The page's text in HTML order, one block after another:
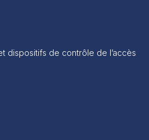
dispositifs de contrôle de l’accès